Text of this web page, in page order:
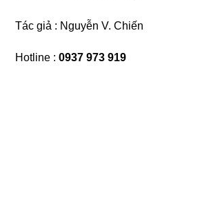
Tác giả : Nguyễn V. Chiến
Hotline : 0937 973 919